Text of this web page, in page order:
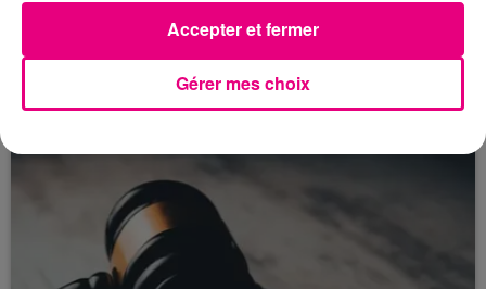
Toulouse : circulation perturbée dans le
secteur François Verdier...
Gérer mes choix
Accepter et fermer